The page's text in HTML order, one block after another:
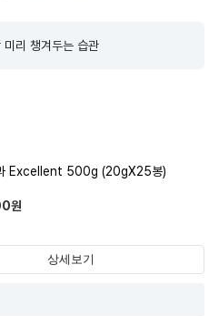
미리 챙겨두는 습관
Excellent 500g (20gX25봉)
원
상세보기